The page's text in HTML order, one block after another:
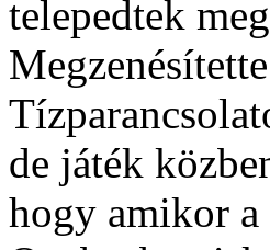
telepedtek
de játék
hogy amikor a